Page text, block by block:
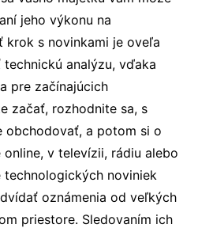
jeho výkonu na
krok s novinkami je oveľa
analýzu, vďaka
pre začínajúcich
začať, rozhodnite sa, s
obchodovať, a potom si o
v televízii, rádiu alebo
technologických noviniek
oznámenia od veľkých
priestore. Sledovaním ich